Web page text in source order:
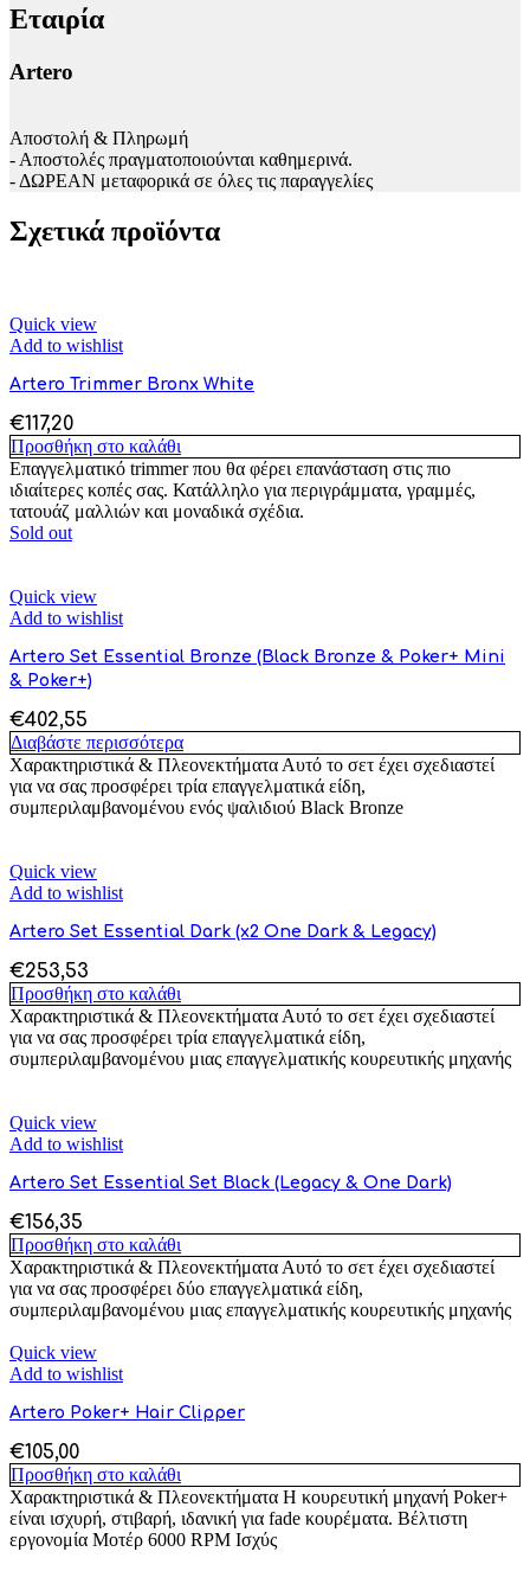
Εταιρία
Artero
Αποστολή & Πληρωμή
- Αποστολές πραγματοποιούνται καθημερινά.
- ΔΩΡΕΑΝ μεταφορικά σε όλες τις παραγγελίες
Σχετικά προϊόντα
Quick view
Add to wishlist
Artero Trimmer Bronx White
€117,20
Προσθήκη στο καλάθι
Επαγγελματικό trimmer που θα φέρει επανάσταση στις πιο
ιδιαίτερες κοπές σας. Κατάλληλο για περιγράμματα, γραμμές,
τατουάζ μαλλιών και μοναδικά σχέδια.
Sold out
Quick view
Add to wishlist
Artero Set Essential Bronze (Black Bronze & Poker+ Mini
& Poker+)
€402,55
Διαβάστε περισσότερα
Χαρακτηριστικά & Πλεονεκτήματα Αυτό το σετ έχει σχεδιαστεί
για να σας προσφέρει τρία επαγγελματικά είδη,
συμπεριλαμβανομένου ενός ψαλιδιού Black Bronze
Quick view
Add to wishlist
Artero Set Essential Dark (x2 One Dark & Legacy)
€253,53
Προσθήκη στο καλάθι
Χαρακτηριστικά & Πλεονεκτήματα Αυτό το σετ έχει σχεδιαστεί
για να σας προσφέρει τρία επαγγελματικά είδη,
συμπεριλαμβανομένου μιας επαγγελματικής κουρευτικής μηχανής
Quick view
Add to wishlist
Artero Set Essential Set Black (Legacy & One Dark)
€156,35
Προσθήκη στο καλάθι
Χαρακτηριστικά & Πλεονεκτήματα Αυτό το σετ έχει σχεδιαστεί
για να σας προσφέρει δύο επαγγελματικά είδη,
συμπεριλαμβανομένου μιας επαγγελματικής κουρευτικής μηχανής
Quick view
Add to wishlist
Artero Poker+ Hair Clipper
€105,00
Προσθήκη στο καλάθι
Χαρακτηριστικά & Πλεονεκτήματα Η κουρευτική μηχανή Poker+
είναι ισχυρή, στιβαρή, ιδανική για fade κουρέματα. Βέλτιστη
εργονομία Μοτέρ 6000 RPM Ισχύς